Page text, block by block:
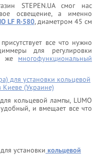
STEPEN.UA смог нас
освещение, а именно
LF R-580, диаметром 45 см
все что нужно
для регулировки
же многофункциональный
для кольцевой лампы, LUMO
и вмещает все что
установки кольцевой